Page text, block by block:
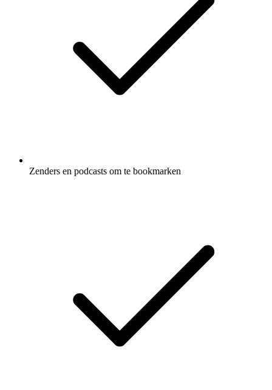
Zenders en podcasts om te bookmarken